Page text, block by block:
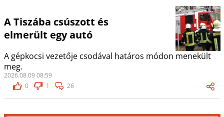
A Tiszába csúszott és
elmerült egy autó
A gépkocsi vezetője csodával határos módon menekült
meg.
2026.08.09 08:59
0
1 26